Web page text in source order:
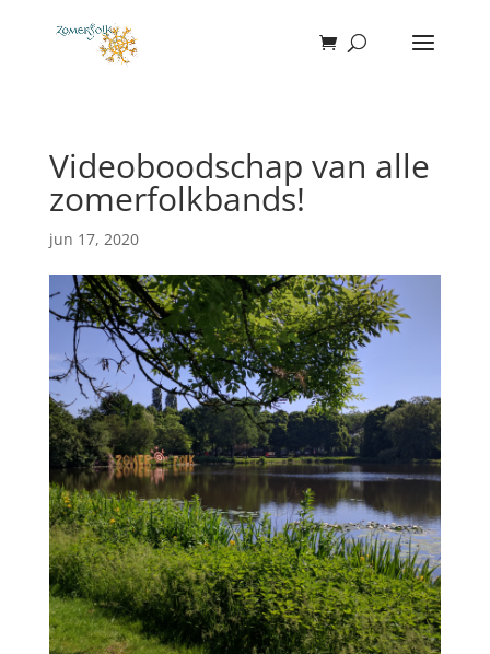
Videoboodschap van alle
zomerfolkbands!
jun 17, 2020